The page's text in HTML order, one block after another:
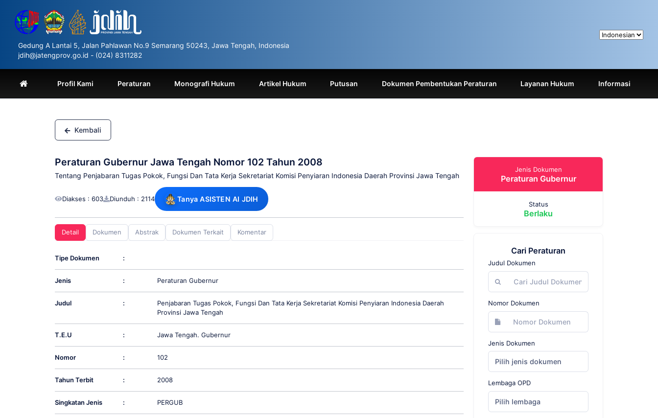
website
includes
accessibility
system.
Control-
F11
Gedung A Lantai 5, Jalan Pahlawan No.9 Semarang 50243, Jawa Tengah, Indonesia
jdih@jatengprov.go.id - (024) 8311282
Profil Kami Peraturan Monografi Hukum Artikel Hukum Putusan Dokumen Pembentukan Peraturan Layanan Hukum Informasi
Kembali
Peraturan Gubernur Jawa Tengah Nomor 102 Tahun 2008
Tentang Penjabaran Tugas Pokok, Fungsi Dan Tata Kerja Sekretariat Komisi Penyiaran Indonesia Daerah Provinsi Jawa Tengah
Diakses : 603 Diunduh : 2114 Tanya ASISTEN AI JDIH
Detail Dokumen Abstrak Dokumen Terkait Komentar
Tipe Dokumen :
Jenis : Peraturan Gubernur
Judul :
Penjabaran Tugas Pokok, Fungsi Dan Tata Kerja Sekretariat Komisi Penyiaran Indonesia Daerah
Provinsi Jawa Tengah
T.E.U : Jawa Tengah. Gubernur
Nomor : 102
Tahun Terbit : 2008
Singkatan Jenis : PERGUB
Jenis Dokumen
Peraturan Gubernur
Status
Berlaku
Cari Peraturan
Judul Dokumen
Nomor Dokumen
Jenis Dokumen
Pilih jenis dokumen
Lembaga OPD
Pilih lembaga